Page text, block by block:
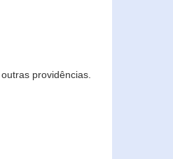
providências.